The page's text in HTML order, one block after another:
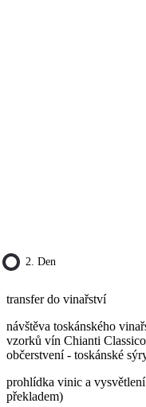
2. Den
transfer do vinařství
návštěva toskánského
vzorků vín Chianti
občerstvení - toskánské
prohlídka vinic a
překladem)